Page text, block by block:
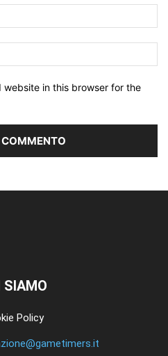
website in this browser for the
SIAMO
Policy